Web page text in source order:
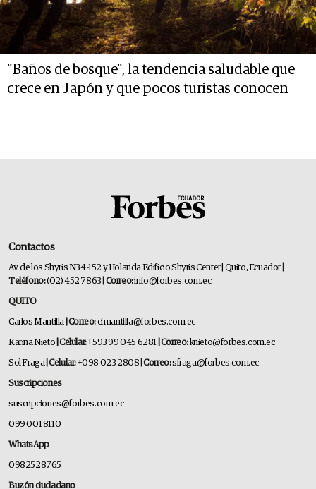
"Baños de bosque", la tendencia saludable que
crece en Japón y que pocos turistas conocen
Contactos
Av. de los Shyris N34-152 y Holanda Edificio Shyris Center | Quito, Ecuador
Teléfono:(02) 452 7863 | Correo:info@forbes.com.ec
QUITO
Carlos Mantilla | Correo:cfmantilla@forbes.com.ec
Karina Nieto | Celular:+593 99 045 6281 | Correo:knieto@forbes.com.ec
Sol Fraga| Celular:+098 023 2808 | Correo:sfraga@forbes.com.ec
Suscripciones
suscripciones@forbes.com.ec
099 001 8110
WhatsApp
0982528765
Buzón ciudadano